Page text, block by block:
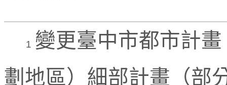
1 變更臺中市都市計
劃地區）細部計畫（部